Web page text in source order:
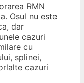
RMN
Osul nu este
dar
cazuri
cu
splinei,
cazuri